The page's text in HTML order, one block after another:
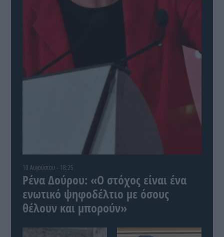
10 Αυγούστου - 18:25
Ρένα Δούρου: «Ο στόχος είναι ένα
ενωτικό ψηφοδέλτιο με όσους
θέλουν και μπορούν»